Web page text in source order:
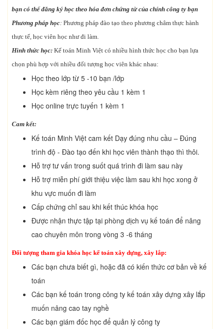
bạn có thể đăng ký học theo hóa đơn chứng từ của chính công ty bạn
Phương pháp học: Phương pháp đào tạo theo phương châm thực hành
thực tế, học viên học như đi làm.
Hình thức học: Kế toán Minh Việt có nhiều hình thức học cho bạn lựa
chọn phù hợp với nhiều đối tượng học viên khác nhau:
Học theo lớp từ 5 -10 bạn /lớp
Học kèm riêng theo yêu cầu 1 kèm 1
Học online trực tuyến 1 kèm 1
Cam kết:
Kế toán Minh Việt cam kết Dạy đúng nhu cầu – Đúng
trình độ - Đào tạo đến khi học viên thành thạo thì thôi.
Hỗ trợ tư vấn trong suốt quá trình đi làm sau này
Hỗ trợ miễn phí giới thiệu việc làm sau khi học xong ở
khu vực muốn đi làm
Cấp chứng chỉ sau khi kết thúc khóa học
Được nhận thực tập tại phòng dịch vụ kế toán để nâng
cao chuyên môn trong vòng 3 -6 tháng
Đối tượng tham gia khóa học kế toán xây dựng, xây lắp:
Các bạn chưa biết gì, hoặc đã có kiến thức cơ bản về kế
toán
Các bạn kế toán trong công ty kế toán xây dựng xây lắp
muốn nâng cao tay nghề
Các bạn giám đốc học để quản lý công ty